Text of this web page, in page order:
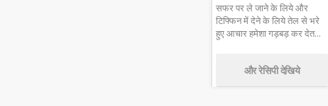
सफर पर ले जाने के लिये और
टिफ्फिन में देने के लिये तेल से भरे
हुए आचार हमेशा गड़बड़ कर देत...
और रेसिपी देखिये